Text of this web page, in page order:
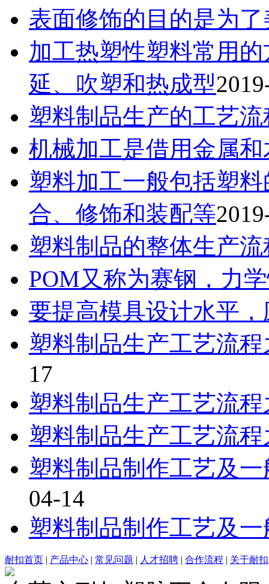
表面修饰的目的是为
加工热塑性塑料常用
延、吹塑和热成型
塑料制品生产的工艺流
机械加工是借用金属
塑料加工一般包括塑
合、修饰和装配等
塑料制品的整体生产流
POM又称为赛钢，力
要提高模具设计水平
塑料制品生产工艺流
17
塑料制品生产工艺流
塑料制品生产工艺流
塑料制品制作工艺及
04-14
塑料制品制作工艺及
耐扣首页 | 产品中心 | 常见问题 | 人才招聘 | 合作流程 | 关于耐扣